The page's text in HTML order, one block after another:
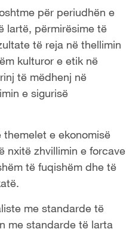
për periudhën e
lartë, përmirësime të
të reja në thellimin
kulturor e etik në
të mëdhenj në
e sigurisë
e ekonomisë
nxitë zhvillimin e forcave
të fuqishëm dhe të
me standarde të
me standarde të larta